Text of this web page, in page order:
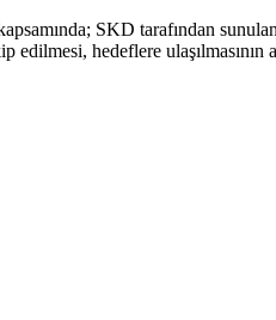
SKD tarafından
hedeflere